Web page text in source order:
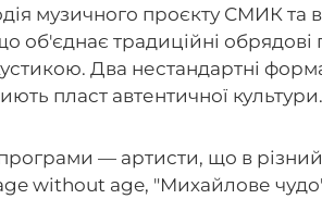
музичного проєкту СМИК та
об'єднає традиційні обрядові
Два нестандартні
пласт автентичної культури.
— артисти, що в
without age, "Михайлове